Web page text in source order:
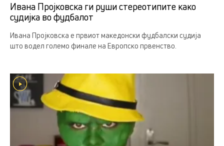
Ивана Пројковска ги руши стереотипите како
судијка во фудбалот
Ивана Пројковска е првиот македонски фудбалски судија
што водел големо финале на Европско првенство.